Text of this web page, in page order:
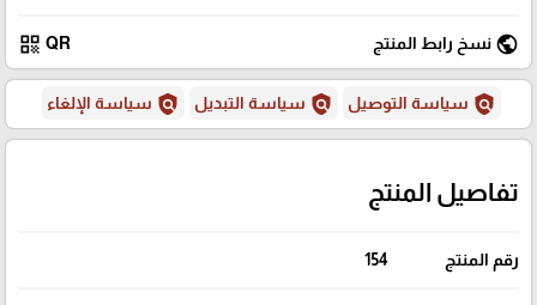
public نسخ رابط المنتج QR
qr_code
policy سياسة التوصيل policy سياسة التبديل policy سياسة الإلغاء
تفاصيل المنتج
رقم المنتج 154